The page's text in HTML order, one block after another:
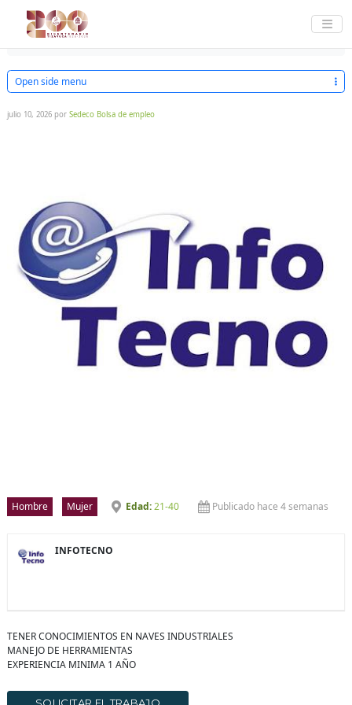
EMPLEOS
julio 10, 2026 por Sedeco Bolsa de empleo
Hombre Mujer 21-40 Publicado hace 4 semanas
INFOTECNO
TENER CONOCIMIENTOS EN NAVES INDUSTRIALES
MANEJO DE HERRAMIENTAS
EXPERIENCIA MINIMA 1 AÑO
Open side menu